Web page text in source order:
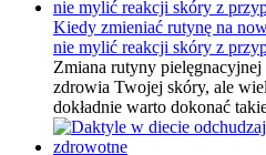
Kiedy zmieniać rutynę na
nie mylić reakcji skóry z
Zmiana rutyny
zdrowia Twojej skóry, ale
dokładnie warto dokonać